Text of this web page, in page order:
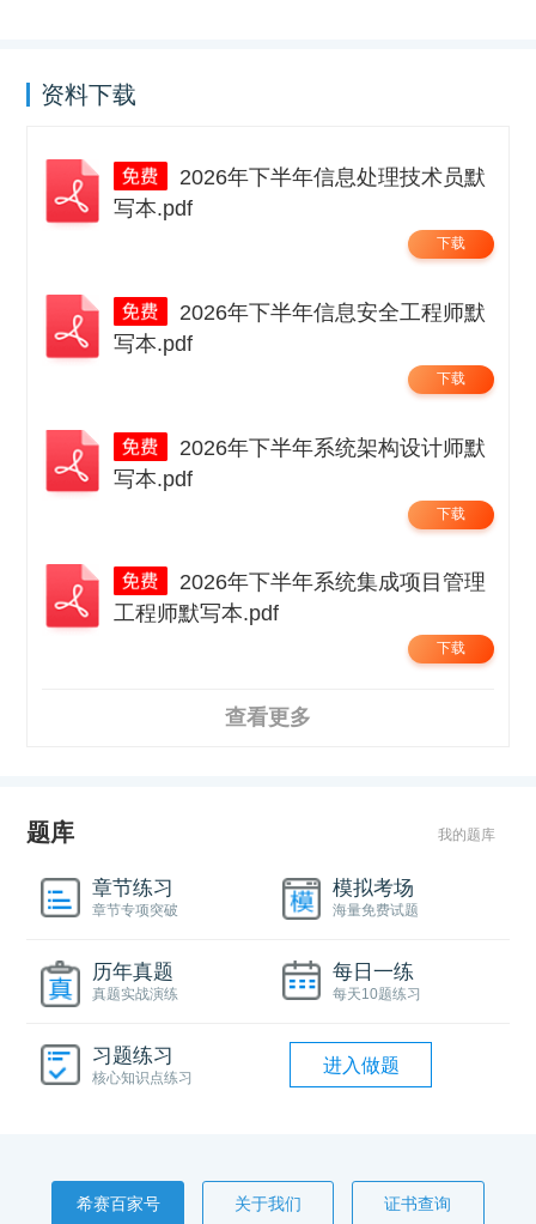
资料下载
写本.pdf
下载
写本.pdf
下载
写本.pdf
下载
工程师默写本.pdf
下载
查看更多
题库 我的题库
章节练习
章节专项突破
模拟考场
海量免费试题
历年真题
真题实战演练
每日一练
每天10题练习
习题练习
核心知识点练习
进入做题
希赛百家号 关于我们 证书查询